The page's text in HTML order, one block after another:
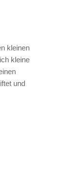
kleinen
kleine
und